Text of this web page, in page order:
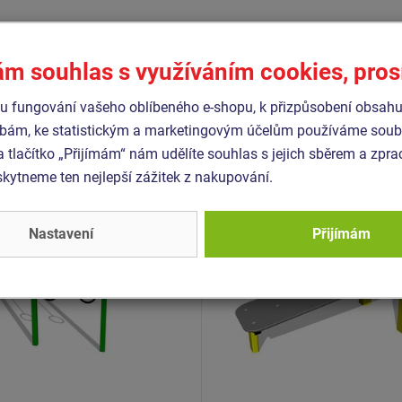
Podobnézboží
8014K-15
prvek -
Produkt - WP-8006K-10
Street workoutový prvek -
celokovový
souhlas s využíváním cookies,
fungování vašeho oblíbeného e-shopu, k přizpůsobení
ke statistickým a marketingovým účelům používáme
tlačítko „Přijímám“ nám udělíte souhlas s jejich sběrem a
ten nejlepší zážitek z nakupování.
Nastavení Přijímám